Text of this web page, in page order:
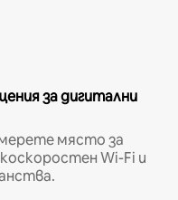
за дигитални
място за
Wi-Fi и